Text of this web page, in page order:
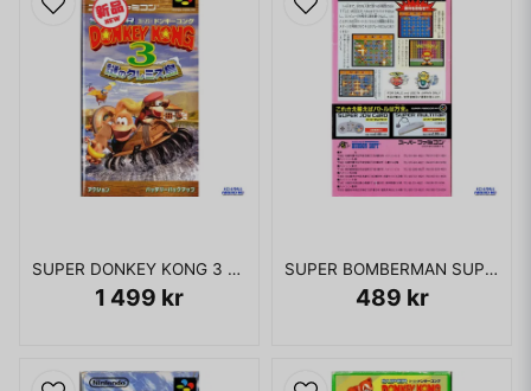
SUPER DONKEY KONG 3 SUPER FAMICOM
1 499 kr
SUPER BOMBERMAN SUPER FAMICOM
489 kr